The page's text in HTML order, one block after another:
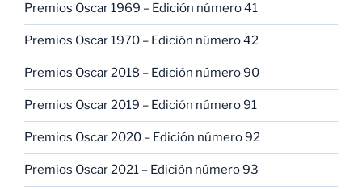
Premios Oscar 1969 – Edición número 41
Premios Oscar 1970 – Edición número 42
Premios Oscar 2018 – Edición número 90
Premios Oscar 2019 – Edición número 91
Premios Oscar 2020 – Edición número 92
Premios Oscar 2021 – Edición número 93